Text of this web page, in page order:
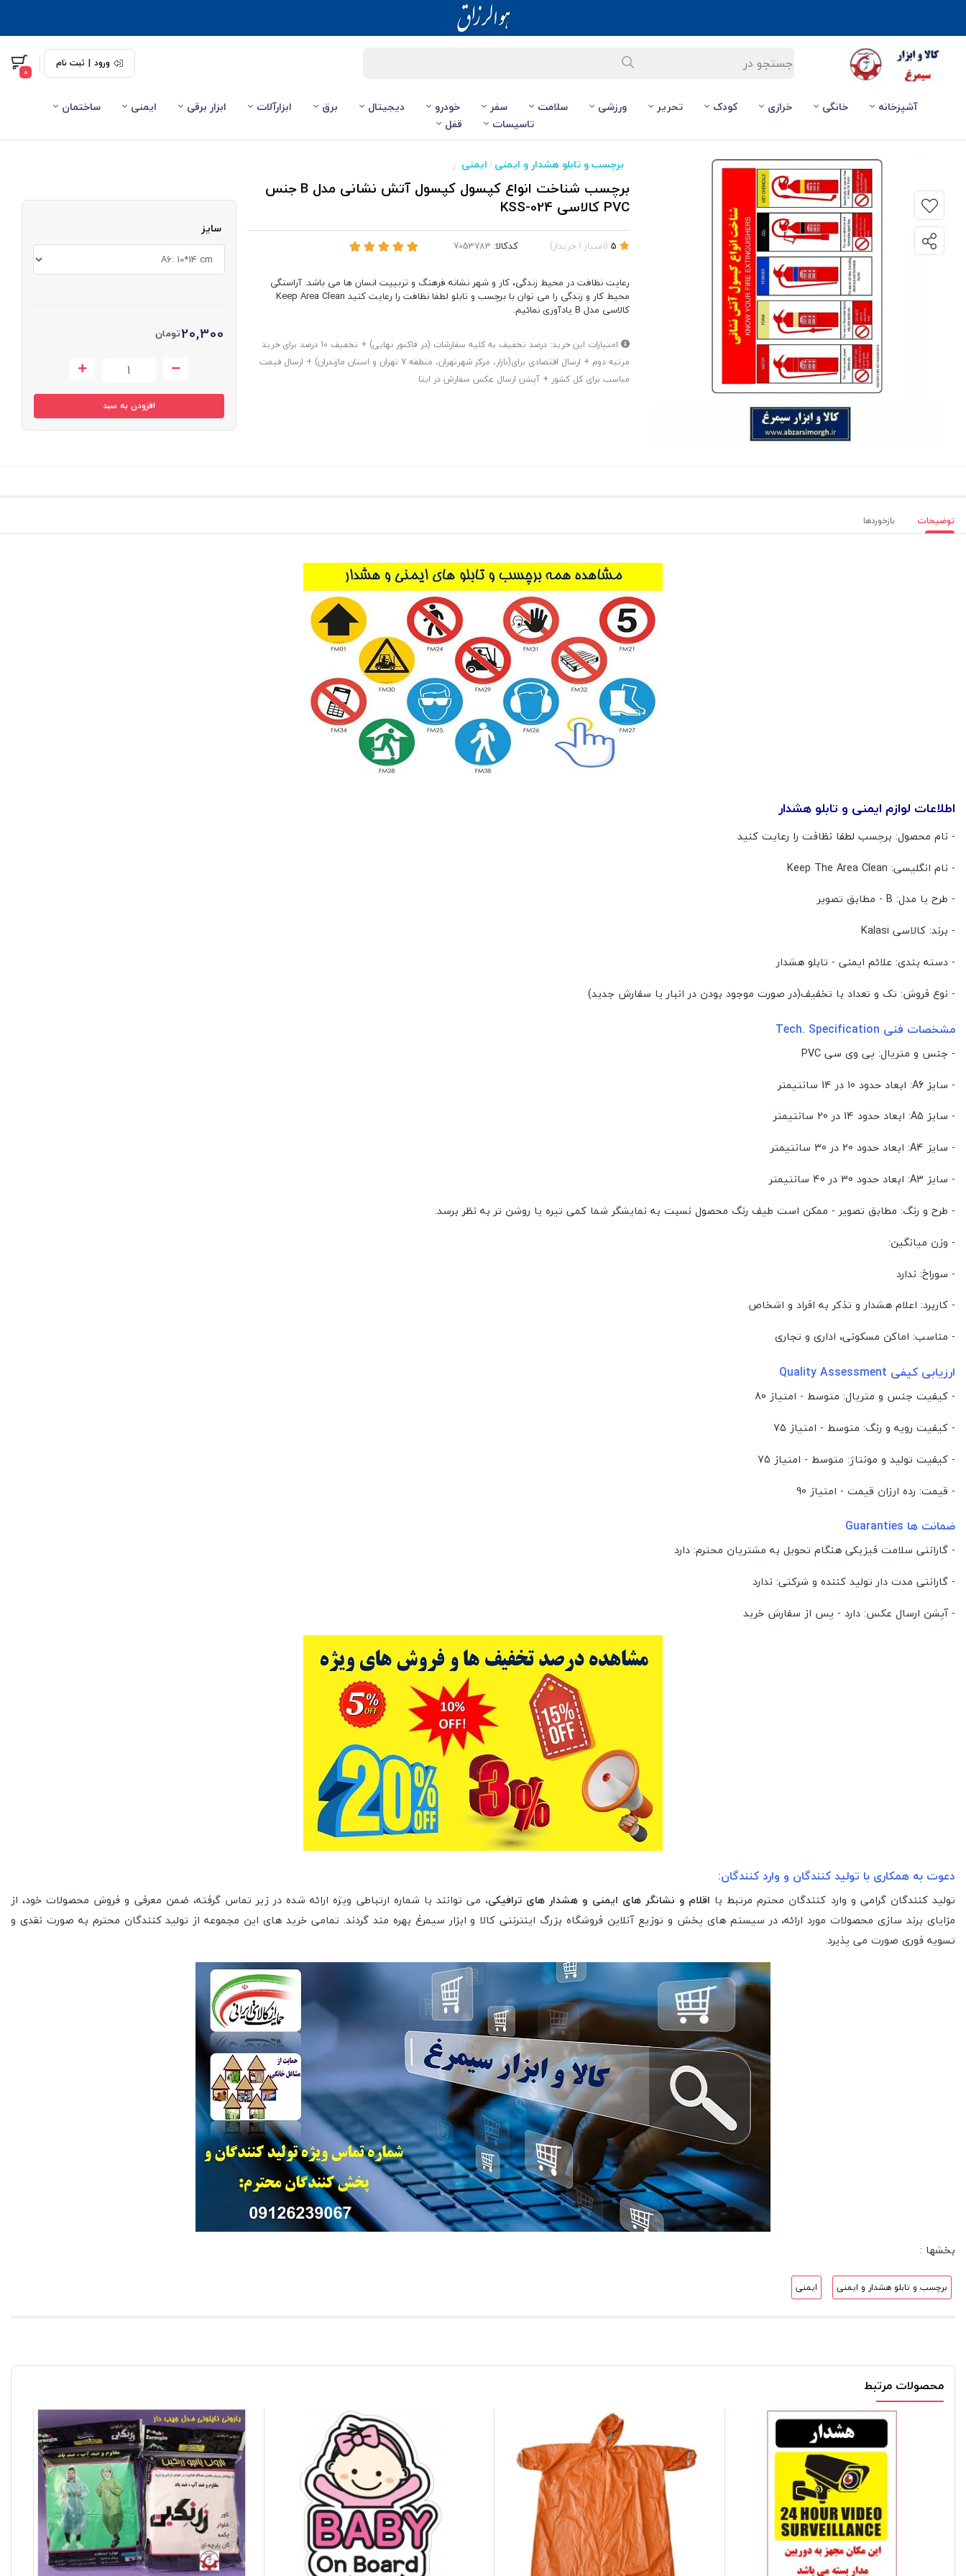
ورود | ثبت نام
0
آشپزخانه خانگی خرازی کودک تحریر ورزشی سلامت سفر خودرو دیجیتال برق ابزارآلات ابزار برقی ایمنی
ساختمان
تاسیسات
قفل
برچسب و تابلو هشدار و ایمنی / ایمنی /
برچسب شناخت انواع کپسول کپسول آتش نشانی مدل B جنس
PVC کالاسی KSS-024
(امتیاز 1 خریدار) کدکالا:
رعایت نظافت در محیط زندگی، کار و شهر نشانه فرهنگ و تربییت انسان ها می باشد. آراستگی
محیط کار و زندگی را می توان با برچسب و تابلو لطفا نظافت را رعایت کنید Keep Area Clean
کالاسی مدل B یادآوری نمائیم.
امتیازات این خرید: درصد تخفیف به کلیه سفارشات (در فاکنور نهایی) + تخفیف 10 درصد برای خرید
مرتبه دوم + ارسال اقتصادی برای(بازار، مرکز شهرتهران، منطقه 7 تهران و استان مازندران) + ارسال قیمت
مناسب برای کل کشور + آپشن ارسال عکس سفارش در ایتا
سایز
20,300تومان
افزودن به سبد
توضیحات بازخوردها
اطلاعات لوازم ایمنی و تابلو هشدار
- نام محصول: برچسب لطفا نظافت را رعایت کنید
- نام انگلیسی: Keep The Area Clean
- طرح یا مدل: B - مطابق تصویر
- برند: کالاسی Kalasi
- دسته بندی: علائم ایمنی - تابلو هشدار
- نوع فروش: تک و تعداد با تخفیف(در صورت موجود بودن در انبار یا سفارش جدید)
مشخصات فنی Tech. Specification
- جنس و متریال: پی وی سی PVC
- سایز A6: ابعاد حدود 10 در 14 سانتیمتر
- سایز A5: ابعاد حدود 14 در 20 سانتیمتر
- سایز A4: ابعاد حدود 20 در 30 سانتیمتر
- سایز A3: ابعاد حدود 30 در 40 سانتیمتر
- طرح و رنگ: مطابق تصویر - ممکن است طیف رنگ محصول نسبت به نمایشگر شما کمی تیره یا روشن تر به نظر برسد.
- وزن میانگین:
- سوراخ: ندارد
- کاربرد: اعلام هشدار و تذکر به افراد و اشخاص
- مناسب: اماکن مسکونی، اداری و تجاری
ارزیابی کیفی Quality Assessment
- کیفیت جنس و متریال: متوسط - امتیاز 80
- کیفیت رویه و رنگ: متوسط - امتیاز 75
- کیفیت تولید و مونتاژ: متوسط - امتیاز 75
- قیمت: رده ارزان قیمت - امتیاز 90
ضمانت ها Guaranties
- گارانتی سلامت فیزیکی هنگام تحویل به مشتریان محترم: دارد
- گارانتی مدت دار تولید کننده و شرکتی: ندارد
- آپشن ارسال عکس: دارد - پس از سفارش خرید
دعوت به همکاری با تولید کنندگان و وارد کنندگان:
تولید کنندگان گرامی و وارد کنندگان محترم مرتبط با اقلام و نشانگر های ایمنی و هشدار های ترافیکی، می توانند با شماره ارتباطی ویژه ارائه شده در زیر تماس گرفته، ضمن معرفی و فروش محصولات خود، از
مزایای برند سازی محصولات مورد ارائه، در سیستم های پخش و توزیع آنلاین فروشگاه بزرگ اینترنتی کالا و ابزار سیمرغ بهره مند گردند. تمامی خرید های این مجموعه از تولید کنندگان محترم به صورت نقدی و
تسویه فوری صورت می پذیرد.
بخشها :
برچسب و تابلو هشدار و ایمنی ایمنی
محصولات مرتبط